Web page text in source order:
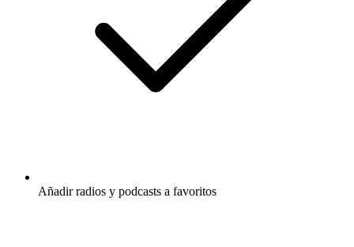
Añadir radios y podcasts a favoritos